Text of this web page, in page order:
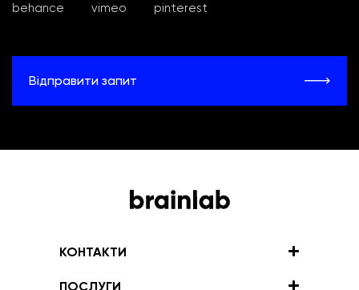
behance
vimeo pinterest
Відправити запит
КОНТАКТИ
ПОСЛУГИ